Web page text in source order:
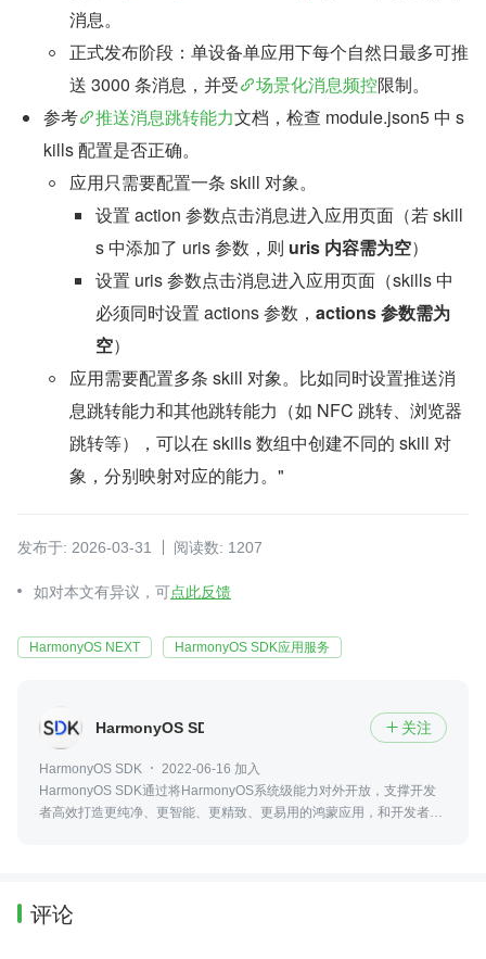
消息。
正式发布阶段：单设备单应用下每个自然日最多可推
送 3000 条消息，并受
场景化消息频控限制。
参考
推送消息跳转能力文档，检查 module.json5 中 s
kills 配置是否正确。
应用只需要配置一条 skill 对象。
设置 action 参数点击消息进入应用页面（若 skill
s 中添加了 uris 参数，则 uris 内容需为空）
设置 uris 参数点击消息进入应用页面（skills 中
必须同时设置 actions 参数， actions 参数需为
空）
应用需要配置多条 skill 对象。比如同时设置推送消
息跳转能力和其他跳转能力（如 NFC 跳转、浏览器
跳转等），可以在 skills 数组中创建不同的 skill 对
象，分别映射对应的能力。"
发布于: 2026-03-31 阅读数: 1207
如对本文有异议，可点此反馈
HarmonyOS NEXT HarmonyOS SDK应用服务
HarmonyOS SDK  关注
HarmonyOS SDK
2022-06-16 加入
HarmonyOS SDK通过将HarmonyOS系统级能力对外开放，支撑开发
者高效打造更纯净、更智能、更精致、更易用的鸿蒙应用，和开发者共
评论